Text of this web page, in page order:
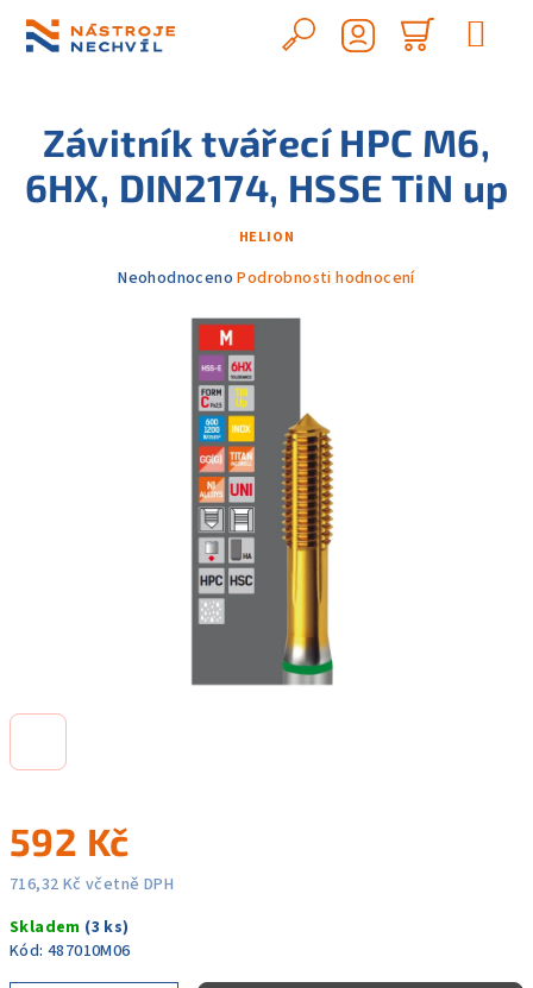
obsah
Hledat
košík
592 Kč
716,32 Kč včetně DPH
cena:
Skladem (3 ks)
Kód: 487010M06
Závitník tvářecí HPC M6,
6HX, DIN2174, HSSE TiN up
HELION
Průměrné
hvězdiček.
Neohodnoceno Podrobnosti hodnocení